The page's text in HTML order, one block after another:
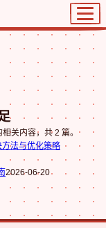
关内容，共 2 篇。
法与优化策略
2026-06-20